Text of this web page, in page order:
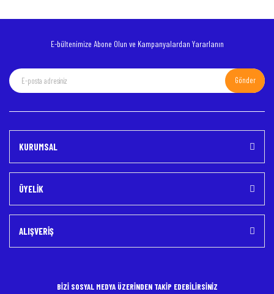
E-bültenimize Abone Olun ve Kampanyalardan Yararlanın
Gönder
KURUMSAL
ÜYELİK
ALIŞVERİŞ
BİZİ SOSYAL MEDYA ÜZERİNDEN TAKİP EDEBİLİRSİNİZ